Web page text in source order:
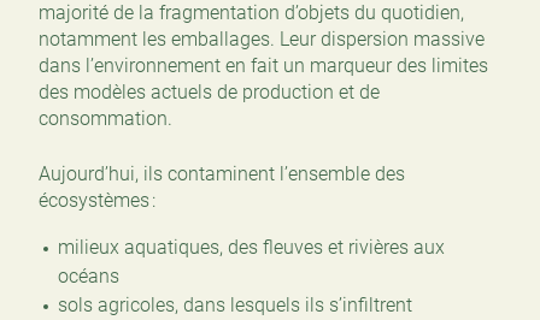
majorité de la fragmentation d’objets du quotidien,
notamment les emballages. Leur dispersion massive
dans l’environnement en fait un marqueur des limites
des modèles actuels de production et de
consommation.
Aujourd’hui, ils contaminent l’ensemble des
écosystèmes :
milieux aquatiques, des fleuves et rivières aux
océans
sols agricoles, dans lesquels ils s’infiltrent